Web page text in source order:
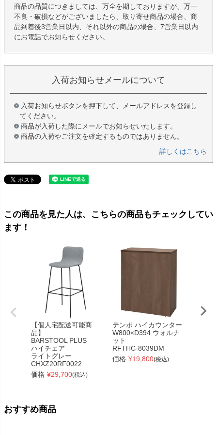
商品の品質につきましては、万全を期しておりますが、万一
不良・破損などがございましたら、取り寄せ商品の場合、商
品到着後3営業日以内、それ以外の商品の場合、7営業日以内
にお電話でお知らせください。
入荷お知らせメールについて
入荷お知らせボタンを押下して、メールアドレスを登録し
てください。
商品が入荷した際にメールでお知らせいたします。
商品の入荷やご注文を確定するものではありません。
詳しくはこちら
この商品を見た人は、こちらの商品もチェックしてい
ます！
【個人宅配送可能商
品】
BARSTOOL PLUS
ハイチェア
ライトグレー
CHXZ20RF0022
価格 ¥29,700(税込)
テンポ ハイカウンター
W800×D394 ウォルナ
ット
RFTHC-8039DM
価格 ¥19,800(税込)
おすすめ商品